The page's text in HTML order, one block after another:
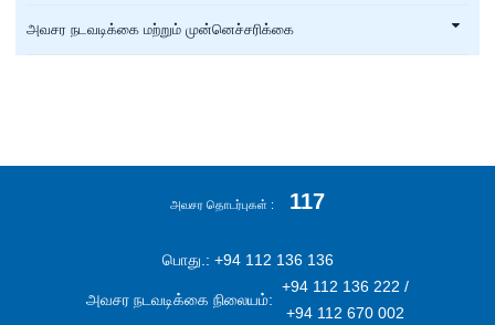
அவசர நடவடிக்கை மற்றும் முன்னெச்சரிக்கை
அவசர தொடர்புகள் 117
பொது.: +94 112 136 136
அவசர நடவடிக்கை நிலையம்:
+94 112 136 222 /
+94 112 670 002